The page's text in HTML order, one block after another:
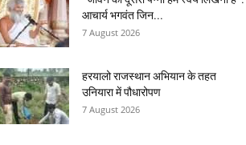
आचार्य भगवंत जिन...
7 August 2026
हरयालो राजस्थान अभियान के तहत
उनियारा में पौधारोपण
7 August 2026